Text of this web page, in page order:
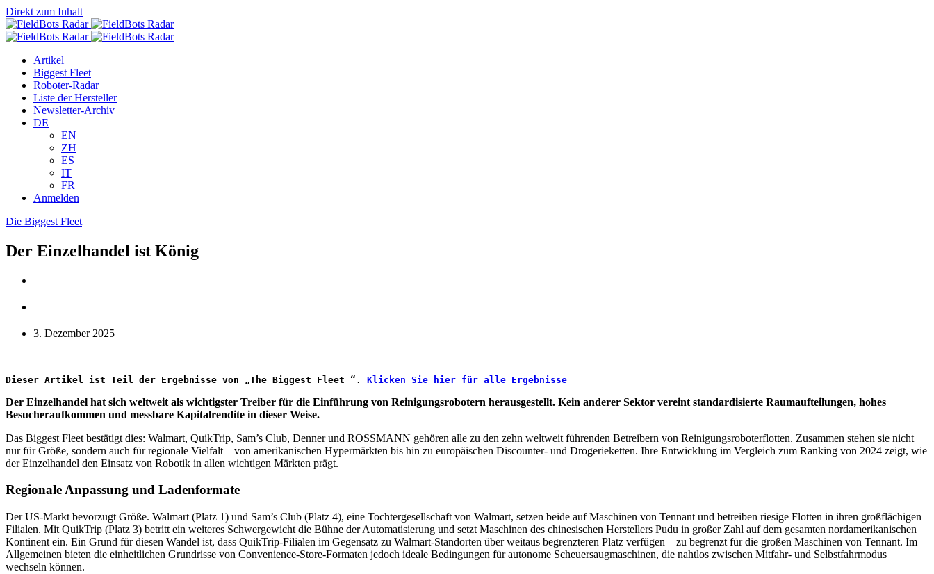
Direkt zum Inhalt
Artikel
Biggest Fleet
Roboter-Radar
Liste der Hersteller
Newsletter-Archiv
DE
EN
ZH
ES
IT
FR
Anmelden
Die Biggest Fleet
Der Einzelhandel ist König
3. Dezember 2025
Dieser Artikel ist Teil der Ergebnisse von „The Biggest Fleet “. Klicken Sie hier für alle Ergebnisse
Der Einzelhandel hat sich weltweit als wichtigster Treiber für die Einführung von Reinigungsrobotern herausgestellt. Kein anderer Sektor vereint standardisierte Raumaufteilungen, hohes
Besucheraufkommen und messbare Kapitalrendite in dieser Weise.
Das Biggest Fleet bestätigt dies: Walmart, QuikTrip, Sam’s Club, Denner und ROSSMANN gehören alle zu den zehn weltweit führenden Betreibern von Reinigungsroboterflotten. Zusammen stehen sie nicht
nur für Größe, sondern auch für regionale Vielfalt – von amerikanischen Hypermärkten bis hin zu europäischen Discounter- und Drogerieketten. Ihre Entwicklung im Vergleich zum Ranking von 2024 zeigt, wie
der Einzelhandel den Einsatz von Robotik in allen wichtigen Märkten prägt.
Regionale Anpassung und Ladenformate
Der US-Markt bevorzugt Größe. Walmart (Platz 1) und Sam’s Club (Platz 4), eine Tochtergesellschaft von Walmart, setzen beide auf Maschinen von Tennant und betreiben riesige Flotten in ihren großflächigen
Filialen. Mit QuikTrip (Platz 3) betritt ein weiteres Schwergewicht die Bühne der Automatisierung und setzt Maschinen des chinesischen Herstellers Pudu in großer Zahl auf dem gesamten nordamerikanischen
Kontinent ein. Ein Grund für diesen Wandel ist, dass QuikTrip-Filialen im Gegensatz zu Walmart-Standorten über weitaus begrenzteren Platz verfügen – zu begrenzt für die großen Maschinen von Tennant. Im
Allgemeinen bieten die einheitlichen Grundrisse von Convenience-Store-Formaten jedoch ideale Bedingungen für autonome Scheuersaugmaschinen, die nahtlos zwischen Mitfahr- und Selbstfahrmodus
wechseln können.